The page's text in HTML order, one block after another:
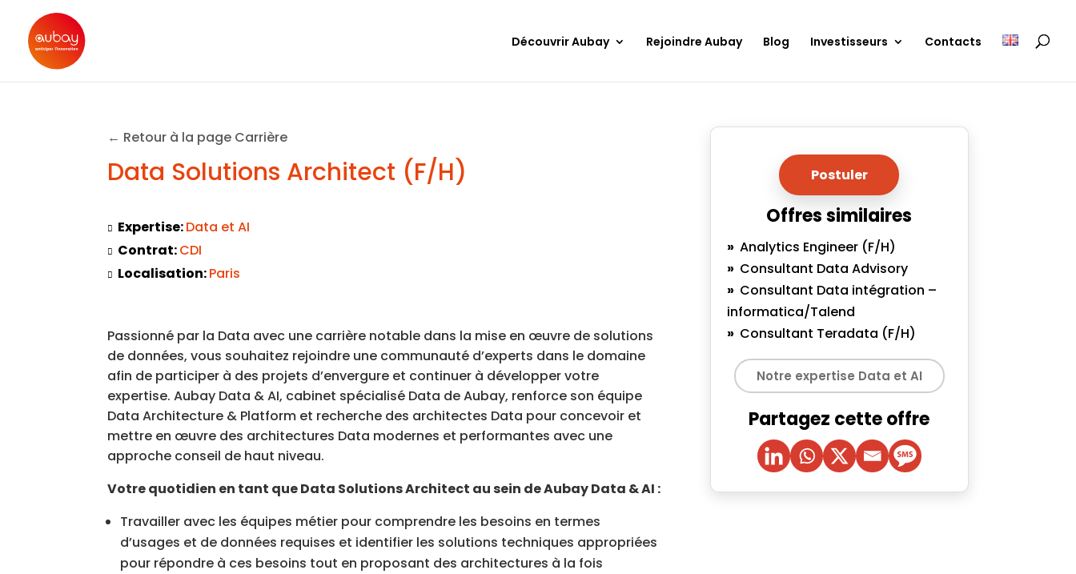
Découvrir Aubay Rejoindre Aubay Blog Investisseurs Contacts
← Retour à la page Carrière
Data Solutions Architect (F/H)
Expertise:Data et AI
Contrat:CDI
Localisation:Paris
Passionné par la Data avec une carrière notable dans la mise en œuvre de solutions
de données, vous souhaitez rejoindre une communauté d’experts dans le domaine
afin de participer à des projets d’envergure et continuer à développer votre
expertise. Aubay Data & AI, cabinet spécialisé Data de Aubay, renforce son équipe
Data Architecture & Platform et recherche des architectes Data pour concevoir et
mettre en œuvre des architectures Data modernes et performantes avec une
approche conseil de haut niveau.
Votre quotidien en tant que Data Solutions Architect au sein de Aubay Data & AI :
Travailler avec les équipes métier pour comprendre les besoins en termes
d’usages et de données requises et identifier les solutions techniques appropriées
pour répondre à ces besoins tout en proposant des architectures à la fois
Postuler
Offres similaires
Analytics Engineer (F/H)
Consultant Data Advisory
Consultant Data intégration –
informatica/Talend
Consultant Teradata (F/H)
Notre expertise Data et AI
Partagez cette offre